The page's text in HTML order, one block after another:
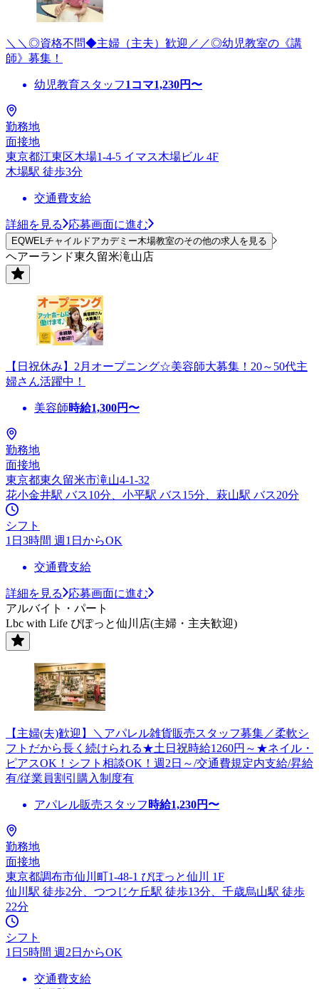
＼＼◎資格不問◆主婦（主夫）歓迎／／◎幼児教室の《講
師》募集！
幼児教育スタッフ1コマ1,230円〜
勤務地
面接地
東京都江東区木場1-4-5 イマス木場ビル 4F
木場駅 徒歩3分
交通費支給
詳細を見る 応募画面に進む
EQWELチャイルドアカデミー木場教室のその他の求人を見る
ヘアーランド東久留米滝山店
【日祝休み】2月オープニング☆美容師大募集！20～50代主
婦さん活躍中！
美容師時給1,300円〜
勤務地
面接地
東京都東久留米市滝山4-1-32
花小金井駅 バス10分、小平駅 バス15分、萩山駅 バス20分
シフト
1日3時間 週1日からOK
交通費支給
詳細を見る
応募画面に進む
アルバイト・パート
Lbc with Life ぴぽっと仙川店(主婦・主夫歓迎)
【主婦(夫)歓迎】＼アパレル雑貨販売スタッフ募集／柔軟シ
フトだから長く続けられる★土日祝時給1260円～★ネイル・
ピアスOK！シフト相談OK！週2日～/交通費規定内支給/昇給
有/従業員割引購入制度有
アパレル販売スタッフ 時給1,230円〜
勤務地
面接地
東京都調布市仙川町1-48-1 ぴぽっと仙川 1F
仙川駅 徒歩2分、つつじケ丘駅 徒歩13分、千歳烏山駅 徒歩
22分
シフト
1日5時間 週2日からOK
交通費支給